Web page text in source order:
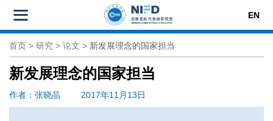
EN
首页 > 研究 > 论文 > 新发展理念的国家担当
新发展理念的国家担当
作者 ：张晓晶 2017年11月13日